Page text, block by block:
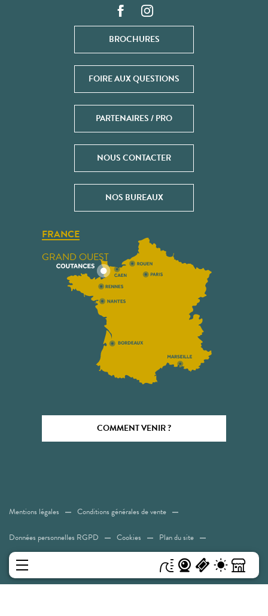
BROCHURES
FOIRE AUX QUESTIONS
PARTENAIRES / PRO
NOUS CONTACTER
NOS BUREAUX
FRANCE
GRAND OUEST
COMMENT VENIR ?
Mentions légales Conditions générales de vente
Données personnelles RGPD Cookies Plan du site
Accessibilité: Non conforme